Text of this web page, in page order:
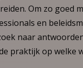
Om zo goed
en
naar
praktijk op welke